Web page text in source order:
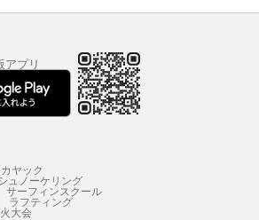
アプリ
ヤック
ュノーケリング
サーフィンスクール
ラフティング
大会